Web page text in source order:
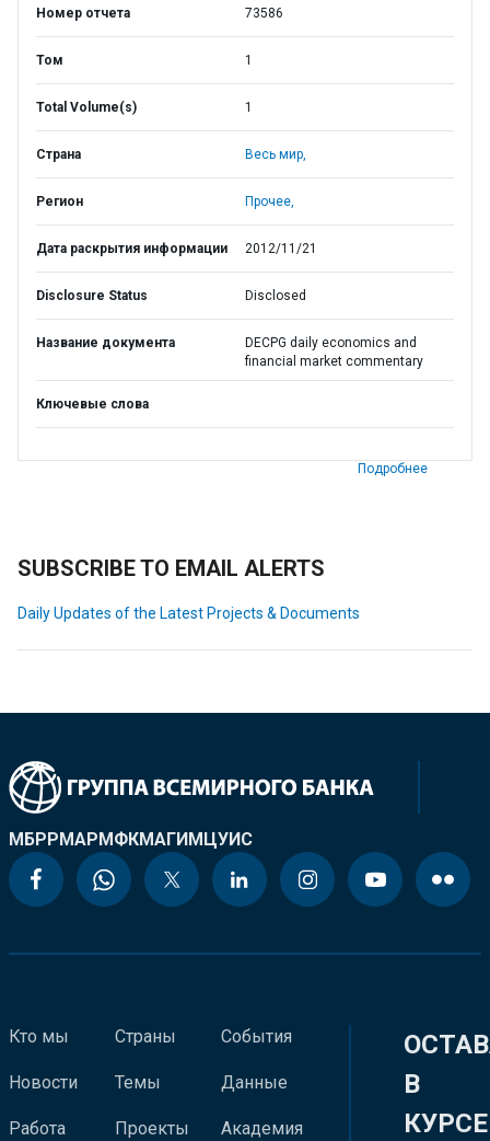
Номер отчета 73586
Том 1
Total Volume(s) 1
Страна Весь мир,
Регион Прочее,
Дата раскрытия информации 2012/11/21
Disclosure Status Disclosed
Название документа
DECPG daily economics and
financial market commentary
Ключевые слова
Подробнее
SUBSCRIBE TO EMAIL ALERTS
Daily Updates of the Latest Projects & Documents
МБРРМАРМФКМАГИМЦУИС
Кто мы
Новости
Работа
Страны
Темы
Проекты
События
Данные
Академия
В
КУРСЕ